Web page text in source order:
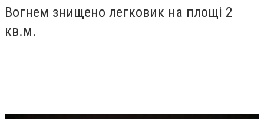
Вогнем знищено легковик на площі 2
кв.м.